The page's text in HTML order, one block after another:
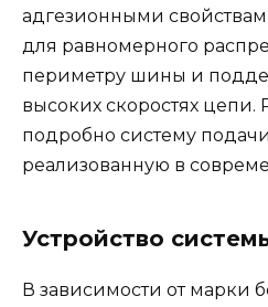
адгезионными
для равномерного
периметру шины и
высоких скоростях цепи.
подробно систему
реализованную в
Устройство
В зависимости от марки